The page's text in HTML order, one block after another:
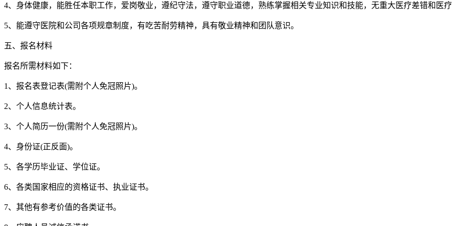
4、身体健康，能胜任本职工作，爱岗敬业，遵纪守法，遵守职业道德，熟练掌握相关专业知识和技能，无重大医疗差错和医疗
5、能遵守医院和公司各项规章制度，有吃苦耐劳精神，具有敬业精神和团队意识。
五、报名材料
报名所需材料如下：
1、报名表登记表(需附个人免冠照片)。
2、个人信息统计表。
3、个人简历一份(需附个人免冠照片)。
4、身份证(正反面)。
5、各学历毕业证、学位证。
6、各类国家相应的资格证书、执业证书。
7、其他有参考价值的各类证书。